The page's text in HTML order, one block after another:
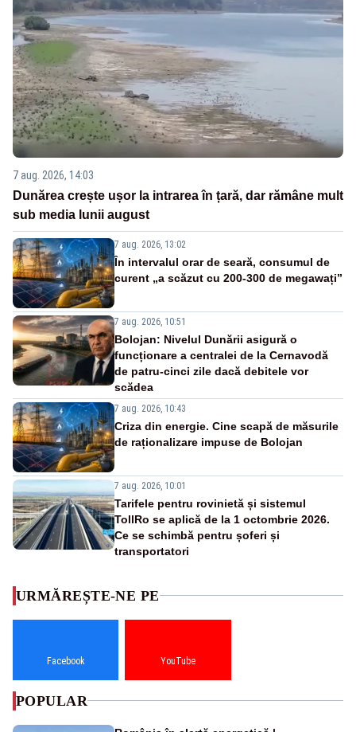
7 aug. 2026, 14:03
Dunărea crește ușor la intrarea în țară, dar rămâne mult
sub media lunii august
7 aug. 2026, 13:02
În intervalul orar de seară, consumul de
curent „a scăzut cu 200-300 de megawați”
7 aug. 2026, 10:51
Bolojan: Nivelul Dunării asigură o
funcționare a centralei de la Cernavodă
de patru-cinci zile dacă debitele vor
scădea
7 aug. 2026, 10:43
Criza din energie. Cine scapă de măsurile
de raționalizare impuse de Bolojan
7 aug. 2026, 10:01
Tarifele pentru rovinietă și sistemul
TollRo se aplică de la 1 octombrie 2026.
Ce se schimbă pentru șoferi și
transportatori
URMĂREȘTE-NE PE
Facebook YouTube
POPULAR